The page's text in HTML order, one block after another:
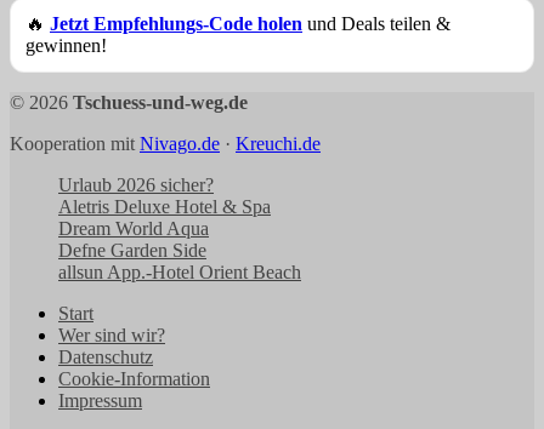
🔥 Jetzt Empfehlungs-Code holen und Deals teilen &
gewinnen!
© 2026 Tschuess-und-weg.de
Kooperation mit Nivago.de · Kreuchi.de
Urlaub 2026 sicher?
Aletris Deluxe Hotel & Spa
Dream World Aqua
Defne Garden Side
allsun App.-Hotel Orient Beach
Start
Wer sind wir?
Datenschutz
Cookie-Information
Impressum